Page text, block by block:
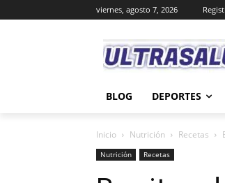
viernes, agosto 7, 2026
BLOG DEPORTES
Inicio Nutrición Recetas
Nutrición Recetas